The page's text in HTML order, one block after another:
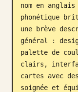
nom en
phonétique
une brève
général :
palette de
clairs,
cartes avec
soignée et